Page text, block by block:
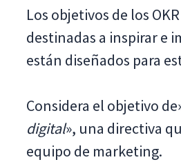
Los objetivos de los
destinadas a inspirar e
están diseñados para
Considera el objetivo
digital», una directiva
equipo de marketing.